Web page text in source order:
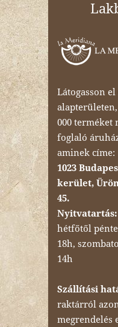
Látogasson el
000 terméket
foglaló
aminek címe:
1023
kerület,
45.
Nyitvatartás:
hétfőtől
18h,
14h
Szállítási
raktárról
megrendelés